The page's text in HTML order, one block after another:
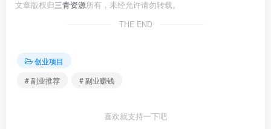
文章版权归三青资源所有，未经允许请勿转载。
THE END
创业项目
# 副业推荐
# 副业赚钱
喜欢就支持一下吧